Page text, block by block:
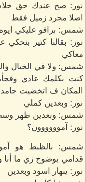
نور: صح عندك حق
اصلا مجرد زميل فقط
شمس: برافو عليكي
نور: بقالنا كتير
معاكي
شمس: ولا في الخيال
كنت بكلمك عادي
المكان ف اتخضيت
نور: وبعدين كملي
شمس: وبعدين ظهر
نور: آموووووون؟
شمس: بالظبط هو
قدامي بوضوح زي ما
نور: ينهار اسود وبعدين